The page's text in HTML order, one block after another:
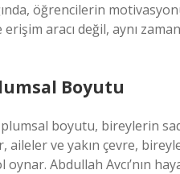
öğrencilerin
erişim aracı değil, aynı
Boyutu
boyutu, bireylerin
aileler ve yakın çevre,
Abdullah Avcı’nın